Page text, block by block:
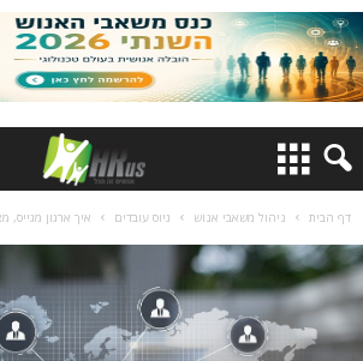
דף הבית ניהול משאבי אנוש גיוס עובדים איך ארגון מגייס,